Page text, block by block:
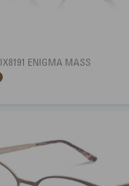
glass
glass
ENIGMA MASS